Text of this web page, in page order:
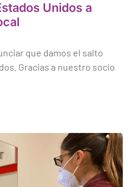
Unidos a
que damos el salto
Gracias a nuestro socio